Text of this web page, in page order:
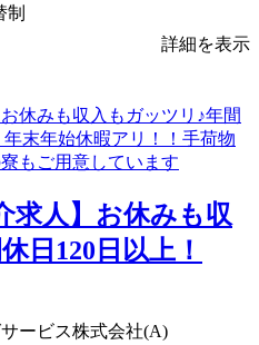
制
詳細を表示
求人】お休みも収
日120日以上！
ービス株式会社(A)